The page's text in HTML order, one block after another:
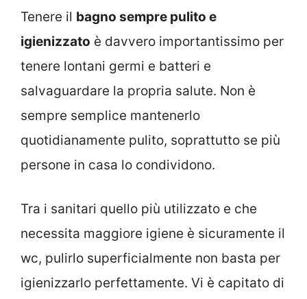
Tenere il bagno sempre pulito e
igienizzato è davvero importantissimo per
tenere lontani germi e batteri e
salvaguardare la propria salute. Non è
sempre semplice mantenerlo
quotidianamente pulito, soprattutto se più
persone in casa lo condividono.
Tra i sanitari quello più utilizzato e che
necessita maggiore igiene è sicuramente il
wc, pulirlo superficialmente non basta per
igienizzarlo perfettamente. Vi è capitato di